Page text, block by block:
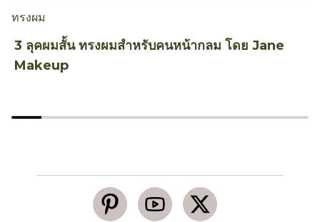
ทรงผม
3 ลุคผมสั้น ทรงผมสำหรับคนหน้ากลม โดย Jane
Makeup